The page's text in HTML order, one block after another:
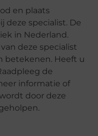
en plaats
deze specialist. De
in Nederland.
deze specialist
betekenen. Heeft u
de
informatie of
door deze